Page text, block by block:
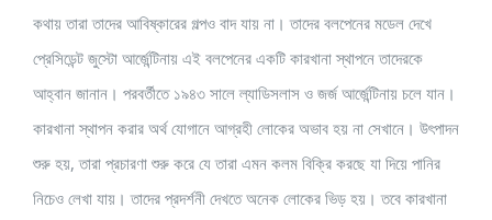
কথায় তারা তাদের আবিষ্কারের গল্পও বাদ যায় না। তাদের বলপেনের মডেল দেখে
প্রেসিডেন্ট জুস্টো আর্জেন্টিনায় এই বলপেনের একটি কারখানা স্থাপনে তাদেরকে
আহ্বান জানান। পরবর্তীতে ১৯৪৩ সালে ল্যাডিসলাস ও জর্জ আর্জেন্টিনায় চলে যান।
কারখানা স্থাপন করার অর্থ যোগানে আগ্রহী লোকের অভাব হয় না সেখানে। উৎপাদন
শুরু হয়, তারা প্রচারণা শুরু করে যে তারা এমন কলম বিক্রি করছে যা দিয়ে পানির
নিচেও লেখা যায়। তাদের প্রদর্শনী দেখতে অনেক লোকের ভিড় হয়। তবে কারখানা